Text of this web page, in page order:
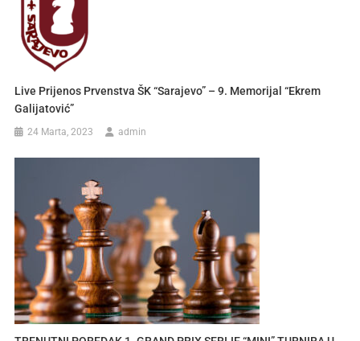
Live Prijenos Prvenstva ŠK “Sarajevo” – 9. Memorijal “Ekrem
Galijatović”
24 Marta, 2023 admin